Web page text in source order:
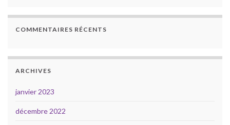
COMMENTAIRES RÉCENTS
ARCHIVES
janvier 2023
décembre 2022